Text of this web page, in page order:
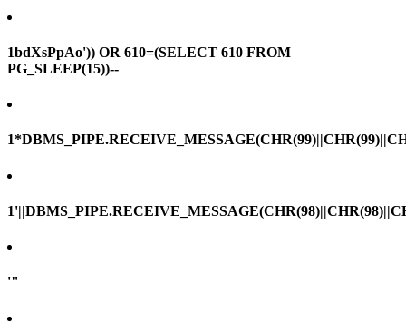
1bdXsPpAo')) OR 610=(SELECT 610 FROM
PG_SLEEP(15))--
'"